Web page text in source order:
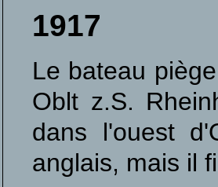
1917
Le bateau
Oblt z.S.
dans l'ouest
anglais, mais il